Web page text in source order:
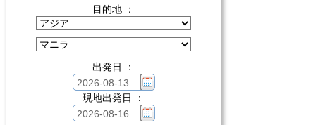
目的地 ：
出発日 ：
現地出発日 ：